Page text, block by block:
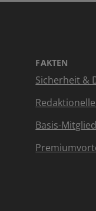
FAKTEN
Sicherheit &
Basis-